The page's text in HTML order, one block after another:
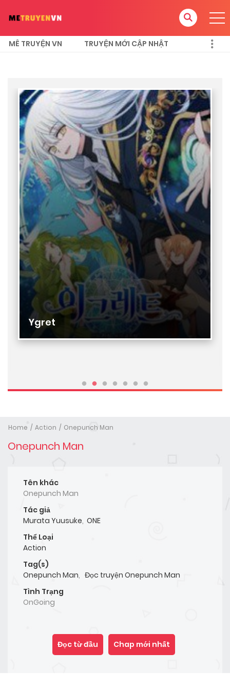
MÊ TRUYỆN VN TRUYỆN MỚI CẬP NHẬT
Ygret
Home Action Onepunch Man
Onepunch Man
Tên khác
Onepunch Man
Tác giả
Murata Yuusuke, ONE
Thể Loại
Action
Tag(s)
Onepunch Man, Đọc truyện Onepunch Man
Tình Trạng
OnGoing
Đọc từ đầu Chap mới nhất